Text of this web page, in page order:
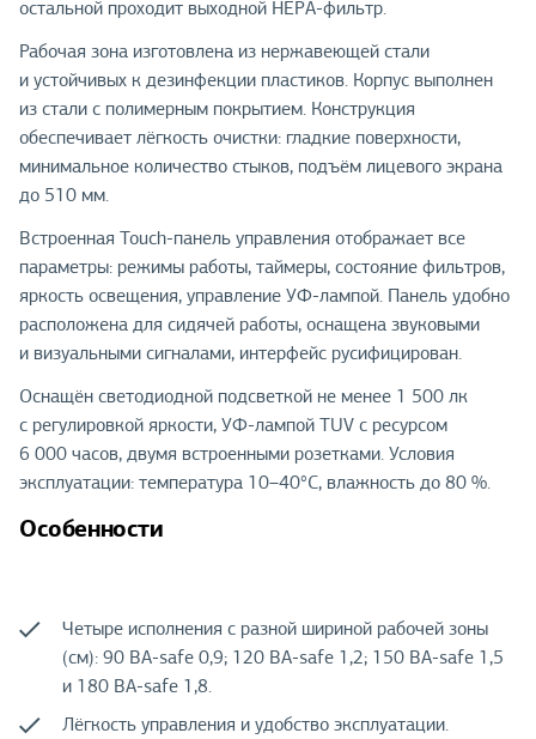
остальной проходит выходной HEPA-фильтр.
Рабочая зона изготовлена из нержавеющей стали
и устойчивых к дезинфекции пластиков. Корпус выполнен
из стали с полимерным покрытием. Конструкция
обеспечивает лёгкость очистки: гладкие поверхности,
минимальное количество стыков, подъём лицевого экрана
до 510 мм.
Встроенная Touch-панель управления отображает все
параметры: режимы работы, таймеры, состояние фильтров,
яркость освещения, управление УФ-лампой. Панель удобно
расположена для сидячей работы, оснащена звуковыми
и визуальными сигналами, интерфейс русифицирован.
Оснащён светодиодной подсветкой не менее 1 500 лк
с регулировкой яркости, УФ-лампой TUV с ресурсом
6 000 часов, двумя встроенными розетками. Условия
эксплуатации: температура 10–40°C, влажность до 80 %.
Особенности
Четыре исполнения с разной шириной рабочей зоны
(см): 90 BA-safe 0,9; 120 BA-safe 1,2; 150 BA-safe 1,5
и 180 BA-safe 1,8.
Лёгкость управления и удобство эксплуатации.